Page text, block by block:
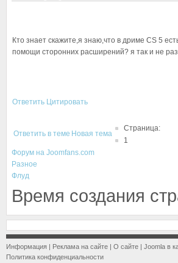
Кто знает скажите,я знаю,что в дриме CS 5
помощи сторонних расширений? я так и не
Ответить Цитировать
Ответить в теме Новая тема
Страница:
1
Форум на Joomfans.com
Разное
Флуд
Время создания
Информация | Реклама на сайте | О сайте | Joomla в
Политика конфиденциальности